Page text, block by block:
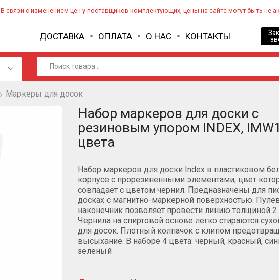
В связи с изменением цен у поставщиков комплектующих, цены на сайте могут быть не
ДОСТАВКА ОПЛАТА О НАС КОНТАКТЫ
Маркеры для досок
Набор маркеров для доски с
резиновым упором INDEX,
цвета
Набор маркеров для доски Index в пластиковом
корпусе с прорезиненными элементами, цвет
совпадает с цветом чернил. Предназначены для
досках с магнитно-маркерной поверхностью.
наконечник позволяет провести линию толщиной
Чернила на спиртовой основе легко стираются
для досок. Плотный колпачок с клипом
высыхание. В наборе 4 цвета: черный, красный,
зеленый